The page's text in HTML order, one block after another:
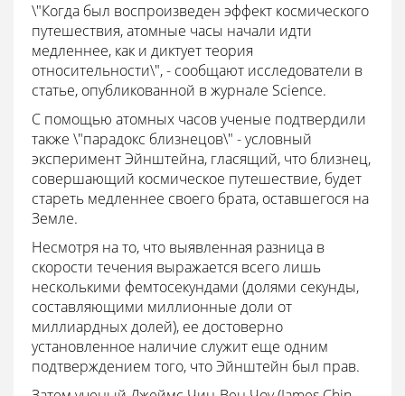
\"Когда был воспроизведен эффект космического
путешествия, атомные часы начали идти
медленнее, как и диктует теория
относительности\", - сообщают исследователи в
статье, опубликованной в журнале Science.
С помощью атомных часов ученые подтвердили
также \"парадокс близнецов\" - условный
эксперимент Эйнштейна, гласящий, что близнец,
совершающий космическое путешествие, будет
стареть медленнее своего брата, оставшегося на
Земле.
Несмотря на то, что выявленная разница в
скорости течения выражается всего лишь
несколькими фемтосекундами (долями секунды,
составляющими миллионные доли от
миллиардных долей), ее достоверно
установленное наличие служит еще одним
подтверждением того, что Эйнштейн был прав.